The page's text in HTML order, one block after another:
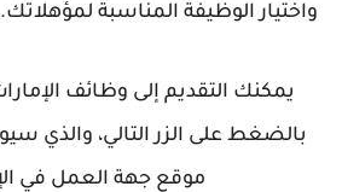
واختيار الوظيفة المناسبة لمؤهلاتك.
يمكنك التقديم إلى وظائف
بالضغط على الزر التالي، والذي
موقع جهة العمل في